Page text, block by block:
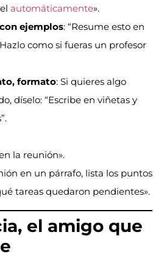
automáticamente».
ejemplos: “Resume esto en
como si fueras un profesor
formato: Si quieres algo
díselo: “Escribe en viñetas y
la reunión».
en un párrafo, lista los puntos
tareas quedaron pendientes».
el amigo que